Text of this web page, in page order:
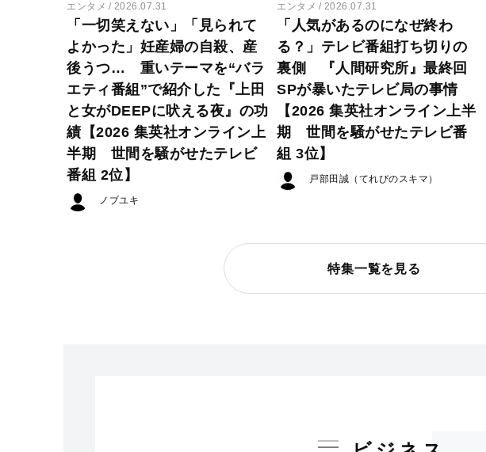
エンタメ 2026.07.31
「一切笑えない」「見られて
よかった」妊産婦の自殺、産
後うつ… 重いテーマを“バラ
エティ番組”で紹介した『上田
と女がDEEPに吠える夜』の功
績【2026 集英社オンライン上
半期 世間を騒がせたテレビ
番組 2位】
ノブユキ
エンタメ 2026.07.31
「人気があるのになぜ終わ
る？」テレビ番組打ち切りの
裏側 『人間研究所』最終回
SPが暴いたテレビ局の事情
【2026 集英社オンライン上半
期 世間を騒がせたテレビ番
組 3位】
戸部田誠（てれびのスキマ）
特集一覧を見る